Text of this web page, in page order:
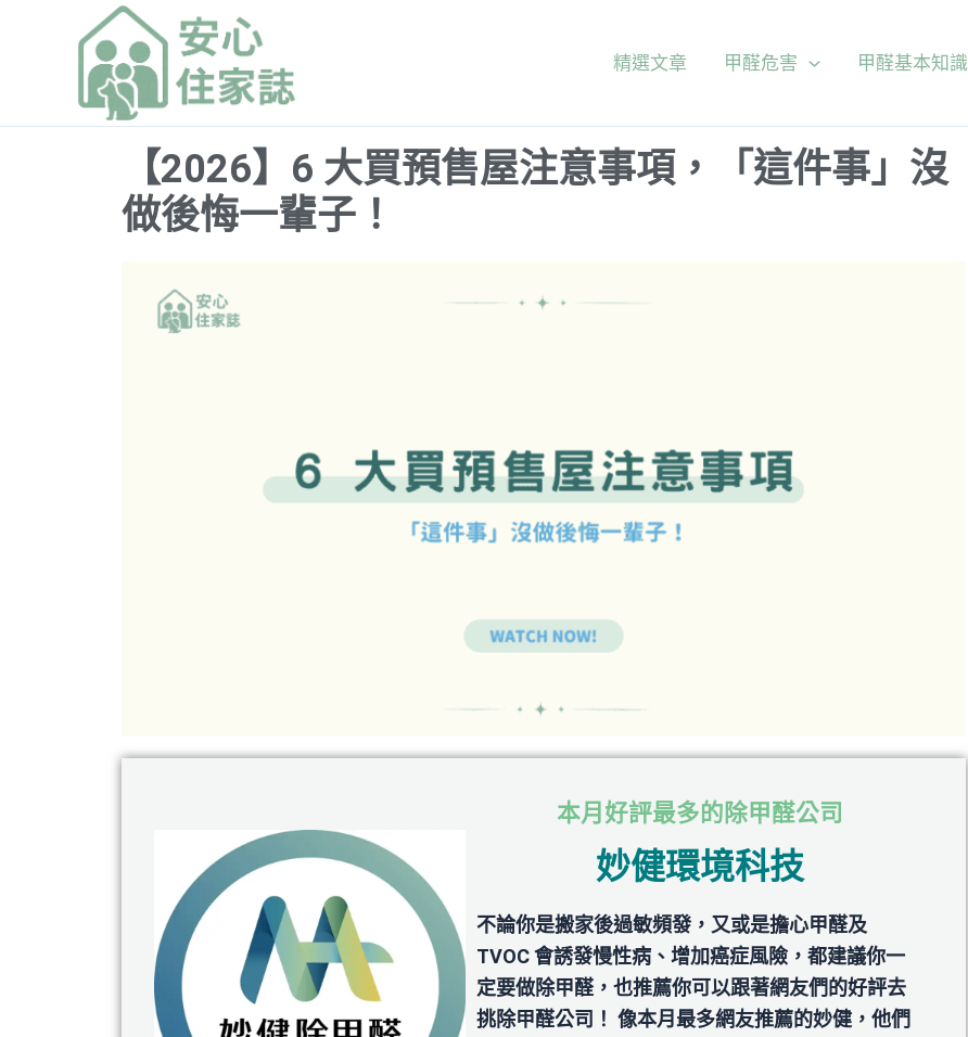
精選文章 甲醛危害 甲醛基本知識
【2026】6 大買預售屋注意事項，「這件事」沒
做後悔一輩子！
本月好評最多的除甲醛公司
妙健環境科技
不論你是搬家後過敏頻發，又或是擔心甲醛及
TVOC 會誘發慢性病、增加癌症風險，都建議你一
定要做除甲醛，也推薦你可以跟著網友們的好評去
挑除甲醛公司！ 像本月最多網友推薦的妙健，他們